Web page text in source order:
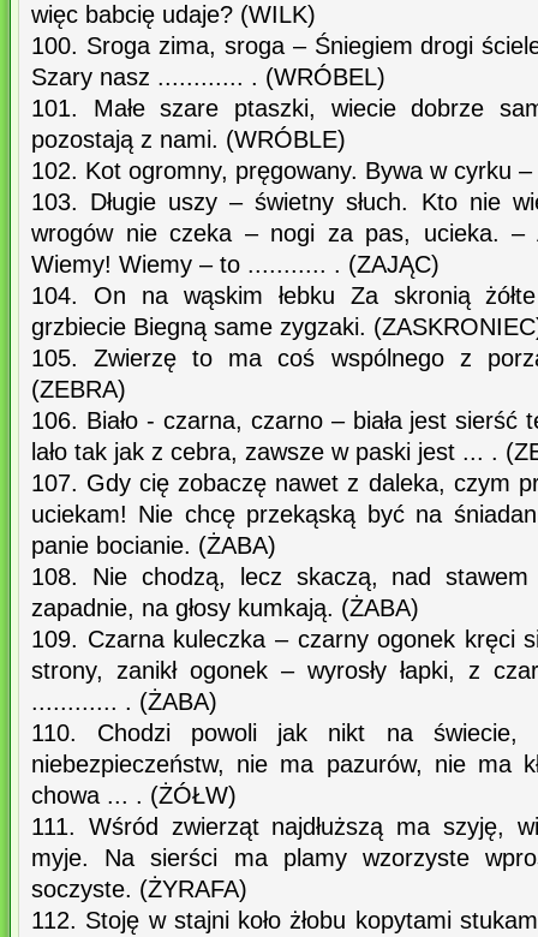
więc babcię udaje? (WILK)
100. Sroga zima, sroga – Śniegiem drogi
Szary nasz ............ . (WRÓBEL)
101. Małe szare ptaszki, wiecie dobrze
pozostają z nami. (WRÓBLE)
102. Kot ogromny, pręgowany. Bywa w cyrku
103. Długie uszy – świetny słuch. Kto nie
wrogów nie czeka – nogi za pas, ucieka. –
Wiemy! Wiemy – to ........... . (ZAJĄC)
104. On na wąskim łebku Za skronią
grzbiecie Biegną same zygzaki.
105. Zwierzę to ma coś wspólnego z
(ZEBRA)
106. Biało - czarna, czarno – biała jest sierść
lało tak jak z cebra, zawsze w paski jest ... .
107. Gdy cię zobaczę nawet z daleka, czym
uciekam! Nie chcę przekąską być na
panie bocianie. (ŻABA)
108. Nie chodzą, lecz skaczą, nad
zapadnie, na głosy kumkają. (ŻABA)
109. Czarna kuleczka – czarny ogonek kręci
strony, zanikł ogonek – wyrosły łapki, z
............ . (ŻABA)
110. Chodzi powoli jak nikt na świecie,
niebezpieczeństw, nie ma pazurów, nie ma
chowa ... . (ŻÓŁW)
111. Wśród zwierząt najdłuższą ma szyję,
myje. Na sierści ma plamy wzorzyste
soczyste. (ŻYRAFA)
112. Stoję w stajni koło żłobu kopytami